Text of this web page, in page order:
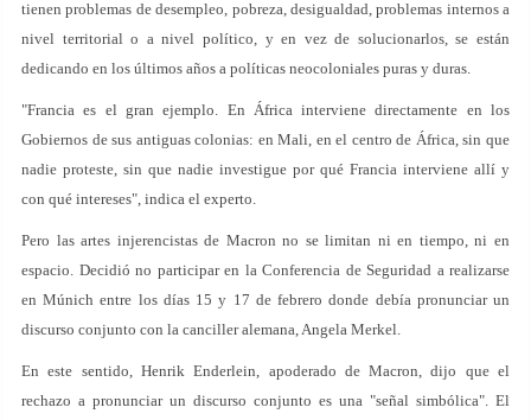
tienen problemas de desempleo, pobreza, desigualdad, problemas internos a
nivel territorial o a nivel político, y en vez de solucionarlos, se están
dedicando en los últimos años a políticas neocoloniales puras y duras.
"Francia es el gran ejemplo. En África interviene directamente en los
Gobiernos de sus antiguas colonias: en Mali, en el centro de África, sin que
nadie proteste, sin que nadie investigue por qué Francia interviene allí y
con qué intereses", indica el experto.
Pero las artes injerencistas de Macron no se limitan ni en tiempo, ni en
espacio. Decidió no participar en la Conferencia de Seguridad a realizarse
en Múnich entre los días 15 y 17 de febrero donde debía pronunciar un
discurso conjunto con la canciller alemana, Angela Merkel.
En este sentido, Henrik Enderlein, apoderado de Macron, dijo que el
rechazo a pronunciar un discurso conjunto es una "señal simbólica". El